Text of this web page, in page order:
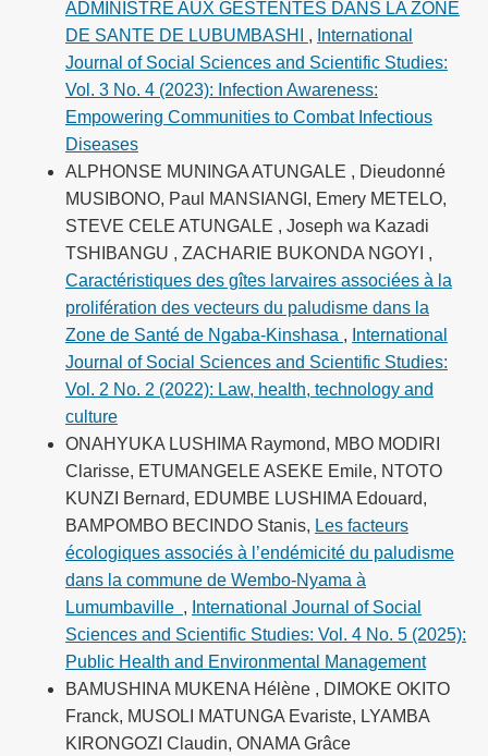
ADMINISTRE AUX GESTENTES DANS LA ZONE
DE SANTE DE LUBUMBASHI , International
Journal of Social Sciences and Scientific Studies:
Vol. 3 No. 4 (2023): Infection Awareness:
Empowering Communities to Combat Infectious
Diseases
ALPHONSE MUNINGA ATUNGALE , Dieudonné
MUSIBONO, Paul MANSIANGI, Emery METELO,
STEVE CELE ATUNGALE , Joseph wa Kazadi
TSHIBANGU , ZACHARIE BUKONDA NGOYI ,
Caractéristiques des gîtes larvaires associées à la
prolifération des vecteurs du paludisme dans la
Zone de Santé de Ngaba-Kinshasa , International
Journal of Social Sciences and Scientific Studies:
Vol. 2 No. 2 (2022): Law, health, technology and
culture
ONAHYUKA LUSHIMA Raymond, MBO MODIRI
Clarisse, ETUMANGELE ASEKE Emile, NTOTO
KUNZI Bernard, EDUMBE LUSHIMA Edouard,
BAMPOMBO BECINDO Stanis, Les facteurs
écologiques associés à l’endémicité du paludisme
dans la commune de Wembo-Nyama à
Lumumbaville , International Journal of Social
Sciences and Scientific Studies: Vol. 4 No. 5 (2025):
Public Health and Environmental Management
BAMUSHINA MUKENA Hélène , DIMOKE OKITO
Franck, MUSOLI MATUNGA Evariste, LYAMBA
KIRONGOZI Claudin, ONAMA Grâce